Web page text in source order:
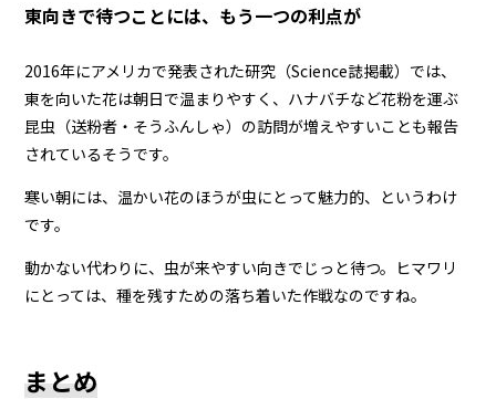
東向きで待つことには、もう一つの利点が
2016年にアメリカで発表された研究（Science誌掲載）では、
東を向いた花は朝日で温まりやすく、ハナバチなど花粉を運ぶ
昆虫（送粉者・そうふんしゃ）の訪問が増えやすいことも報告
されているそうです。
寒い朝には、温かい花のほうが虫にとって魅力的、というわけ
です。
動かない代わりに、虫が来やすい向きでじっと待つ。ヒマワリ
にとっては、種を残すための落ち着いた作戦なのですね。
まとめ